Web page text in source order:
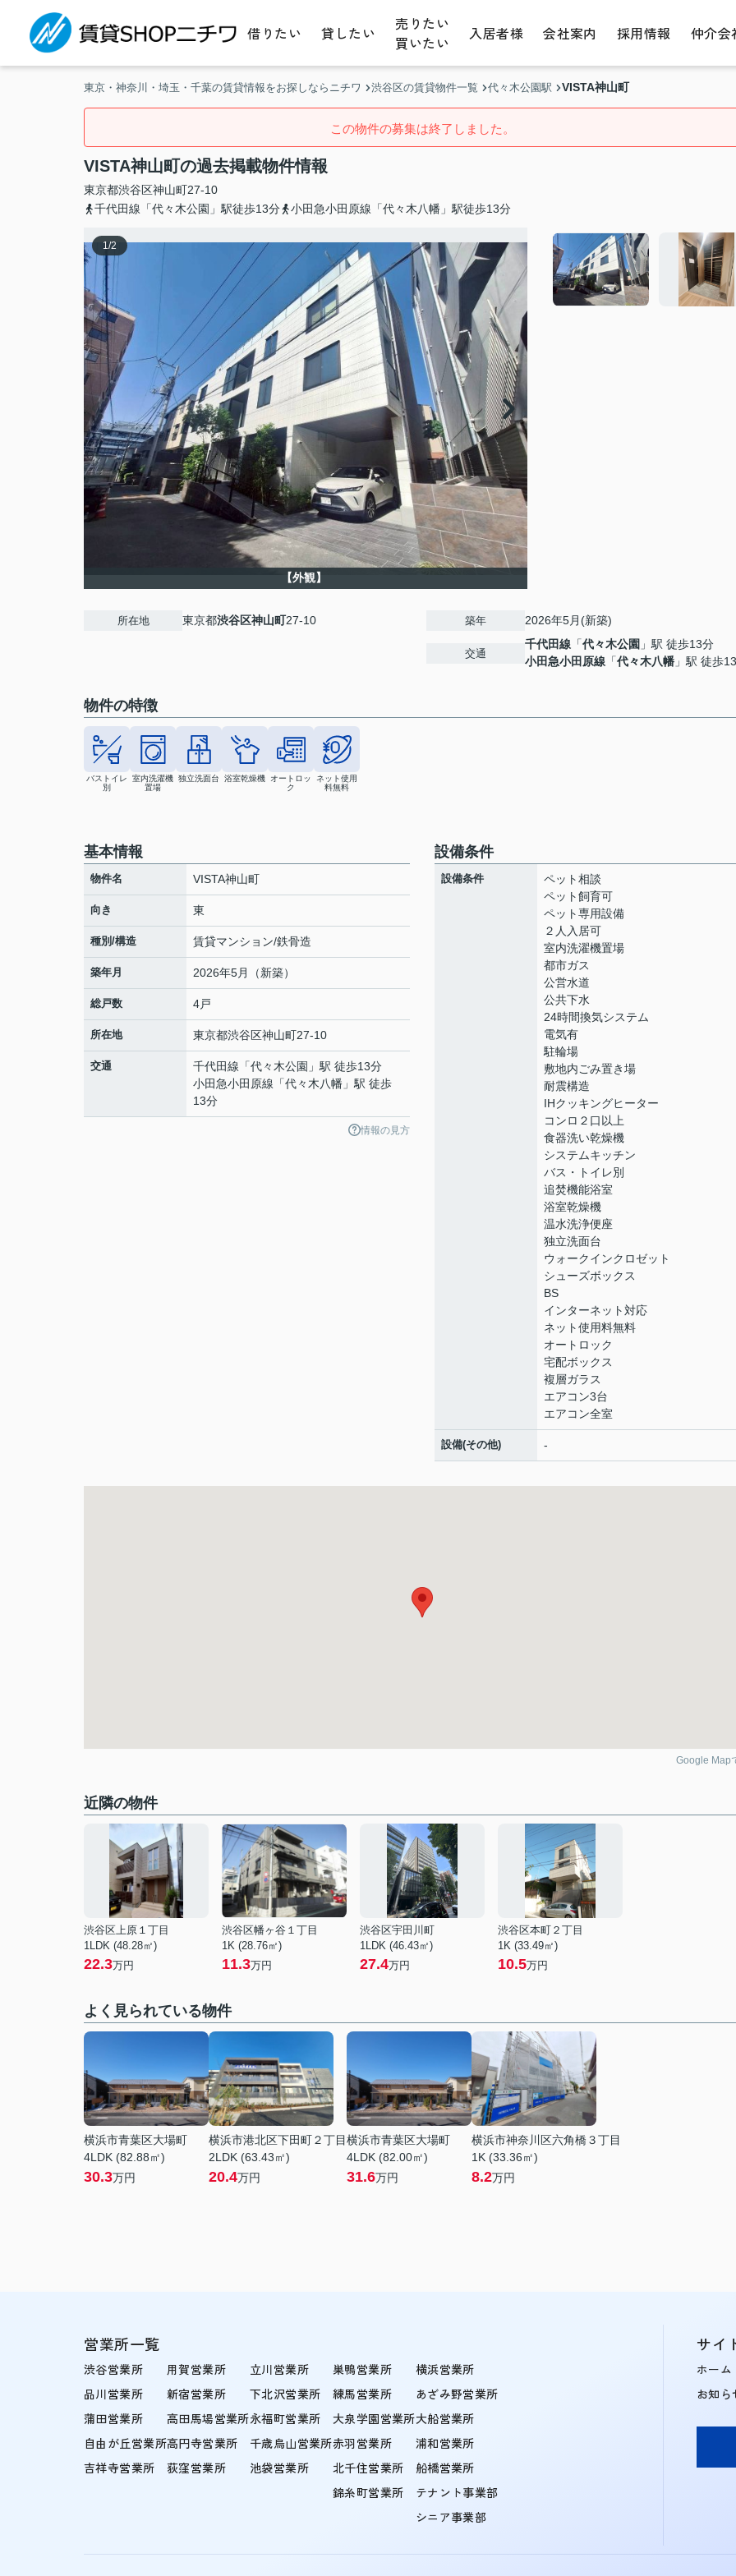
借りたい 貸したい
売りたい
買いたい
入居者様 会社案内 採用情報 仲介会
東京・神奈川・埼玉・千葉の賃貸情報をお探しならニチワ 渋谷区の賃貸物件一覧 代々木公園駅 VISTA神山町
この物件の募集は終了しました。
VISTA神山町の過去掲載物件情報
東京都渋谷区神山町27-10
千代田線「代々木公園」駅徒歩13分
小田急小田原線「代々木八幡」駅徒歩13分
1/2
【外観】
所在地 東京都渋谷区神山町27-10 築年 2026年5月(新築)
交通
千代田線 「代々木公園 」駅 徒歩13分
小田急小田原線 「代々木八幡 」駅 徒歩
物件の特徴
バストイレ
別
室内洗濯機
置場
独立洗面台 浴室乾燥機
オートロッ
ク
ネット使用
料無料
基本情報
物件名 VISTA神山町
向き 東
種別/構造 賃貸マンション/鉄骨造
築年月 2026年5月（新築）
総戸数 4戸
所在地 東京都渋谷区神山町27-10
交通 千代田線 「代々木公園 」駅 徒歩13分
小田急小田原線 「代々木八幡 」駅 徒歩
13分
情報の見方
設備条件
設備条件
ペット相談
ペット飼育可
ペット専用設備
２人入居可
室内洗濯機置場
都市ガス
公営水道
公共下水
24時間換気システム
電気有
駐輪場
敷地内ごみ置き場
耐震構造
IHクッキングヒーター
コンロ２口以上
食器洗い乾燥機
システムキッチン
バス・トイレ別
追焚機能浴室
浴室乾燥機
温水洗浄便座
独立洗面台
ウォークインクロゼット
シューズボックス
BS
インターネット対応
ネット使用料無料
オートロック
宅配ボックス
複層ガラス
エアコン3台
エアコン全室
設備(その他) -
Google Map
近隣の物件
渋谷区上原１丁目
1LDK (48.28㎡)
22.3万円
渋谷区幡ヶ谷１丁目
1K (28.76㎡)
11.3万円
渋谷区宇田川町
1LDK (46.43㎡)
27.4万円
渋谷区本町２丁目
1K (33.49㎡)
10.5万円
よく見られている物件
横浜市青葉区大場町
4LDK (82.88㎡)
30.3万円
横浜市港北区下田町２丁目
2LDK (63.43㎡)
20.4万円
横浜市青葉区大場町
4LDK (82.00㎡)
31.6万円
横浜市神奈川区六角橋３丁目
1K (33.36㎡)
8.2万円
営業所一覧
渋谷営業所
品川営業所
蒲田営業所
自由が丘営業所
吉祥寺営業所
用賀営業所
新宿営業所
高田馬場営業所
高円寺営業所
荻窪営業所
立川営業所
下北沢営業所
永福町営業所
千歳烏山営業所
池袋営業所
巣鴨営業所
練馬営業所
大泉学園営業所
赤羽営業所
北千住営業所
錦糸町営業所
横浜営業所
あざみ野営業所
大船営業所
浦和営業所
船橋営業所
テナント事業部
シニア事業部
サイ
ホーム
お知ら